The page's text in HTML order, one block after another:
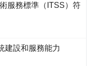
服務標準（ITSS）符
建設和服務能力